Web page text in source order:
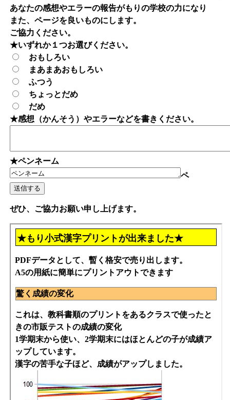
あなたの感想やエラーの報告がもりの学校の力になり
また、ページを良いものにします。
ご協力ください。
★いずれか１つお選びください。
おもしろい
まあまあおもしろい
ふつう
ちょっとだめ
だめ
★感想（かんそう）やエラーなどを書きください。
★ペンネーム
ペ
ぜひ、ご協力お願い申し上げます。